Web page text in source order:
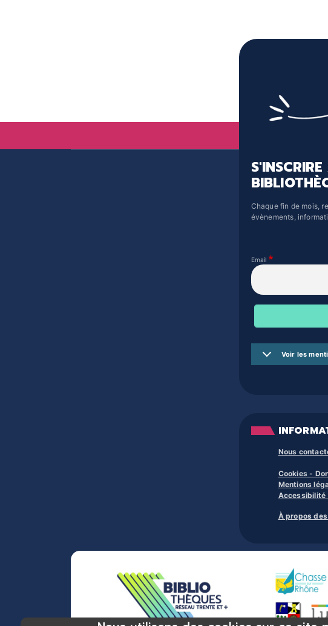
dont il est
Chaque fin de mois,
évènements,
Email
Voir les
Nous
Cookies -
Mentions
Accessibilité
À propos